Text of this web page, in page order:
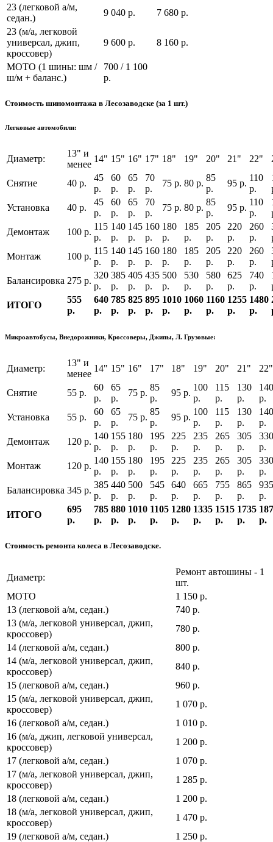
23 (легковой а/м,
седан.)
9 040 р.
7 680 р.
23 (м/а, легковой
универсал, джип,
кроссовер)
9 600 р. 8 160 р.
МОТО (1 шины: шм /
ш/м + баланс.)
700 / 1 100
р.
Стоимость шиномонтажа в Лесозаводске (за 1 шт.)
Легковые автомобили:
Диаметр:
13" и
менее
14" 15" 16" 17" 18" 19" 20" 21" 22"
Снятие 40 р.
45
р.
60
р.
65
р.
70
р.
75 р. 80 р.
85
р.
95 р.
110
р.
Установка
40 р.
45
р.
60
р.
65
р.
70
р.
75 р. 80 р.
85
р.
95 р.
110
р.
Демонтаж
100 р.
115
р.
140
р.
145
р.
160
р.
180
р.
185
р.
205
р.
220
р.
260
р.
Монтаж
100 р.
115
р.
140
р.
145
р.
160
р.
180
р.
185
р.
205
р.
220
р.
260
р.
Балансировка 275 р.
320
р.
385
р.
405
р.
435
р.
500
р.
530
р.
580
р.
625
р.
740
р.
ИТОГО
555
р.
640
р.
785
р.
825
р.
895
р.
1010
р.
1060
р.
1160
р.
1255
р.
1480
р.
Микроавтобусы, Внедорожники, Кроссоверы, Джипы, Л. Грузовые:
Диаметр:
13" и
менее
14" 15" 16" 17" 18" 19" 20" 21" 22"
Снятие 55 р.
60
р.
65
р.
75 р.
85
р.
95 р.
100
р.
115
р.
130
р.
140
р.
Установка
55 р.
60
р.
65
р.
75 р.
85
р.
95 р.
100
р.
115
р.
130
р.
140
р.
Демонтаж
120 р.
140
р.
155
р.
180
р.
195
р.
225
р.
235
р.
265
р.
305
р.
330
р.
Монтаж
120 р.
140
р.
155
р.
180
р.
195
р.
225
р.
235
р.
265
р.
305
р.
330
р.
Балансировка 345 р.
385
р.
440
р.
500
р.
545
р.
640
р.
665
р.
755
р.
865
р.
935
р.
ИТОГО
695
р.
785
р.
880
р.
1010
р.
1105
р.
1280
р.
1335
р.
1515
р.
1735
р.
р.
Стоимость ремонта колеса в Лесозаводске.
Диаметр:
Ремонт автошины - 1
шт.
МОТО
1 150 р.
13 (легковой а/м, седан.)
740 р.
13 (м/а, легковой универсал, джип,
кроссовер)
780 р.
14 (легковой а/м, седан.)
800 р.
14 (м/а, легковой универсал, джип,
кроссовер)
840 р.
15 (легковой а/м, седан.)
960 р.
15 (м/а, легковой универсал, джип,
кроссовер)
1 070 р.
16 (легковой а/м, седан.)
1 010 р.
16 (м/а, джип, легковой универсал,
кроссовер)
1 200 р.
17 (легковой а/м, седан.)
1 070 р.
17 (м/а, легковой универсал, джип,
кроссовер)
1 285 р.
18 (легковой а/м, седан.)
1 200 р.
18 (м/а, легковой универсал, джип,
кроссовер)
1 470 р.
19 (легковой а/м, седан.)
1 250 р.